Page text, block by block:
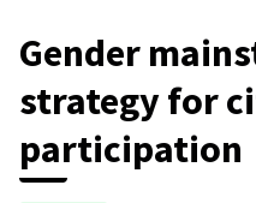
Gender
strategy for
participation